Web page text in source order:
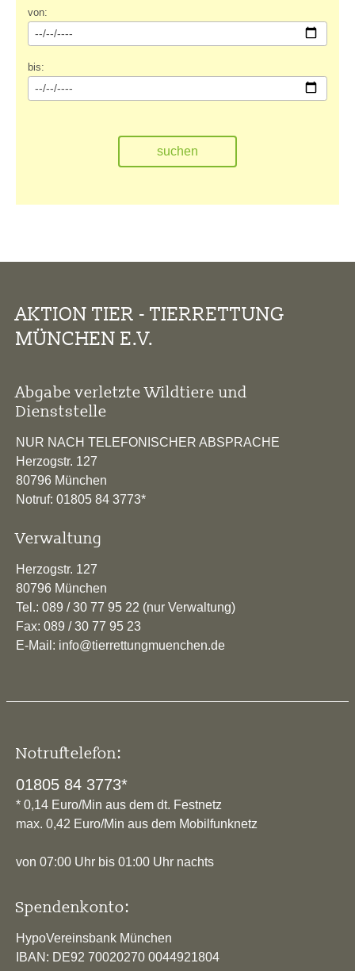
von:
bis:
AKTION TIER - TIERRETTUNG
MÜNCHEN E.V.
Abgabe verletzte Wildtiere und
Dienststelle
NUR NACH TELEFONISCHER ABSPRACHE
Herzogstr. 127
80796 München
Notruf: 01805 84 3773*
Verwaltung
Herzogstr. 127
80796 München
Tel.: 089 / 30 77 95 22 (nur Verwaltung)
Fax: 089 / 30 77 95 23
E-Mail: info@tierrettungmuenchen.de
Notruftelefon:
01805 84 3773*
* 0,14 Euro/Min aus dem dt. Festnetz
max. 0,42 Euro/Min aus dem Mobilfunknetz
von 07:00 Uhr bis 01:00 Uhr nachts
Spendenkonto:
HypoVereinsbank München
IBAN: DE92 70020270 0044921804